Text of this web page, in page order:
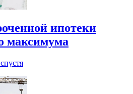
ипотеки
максимума